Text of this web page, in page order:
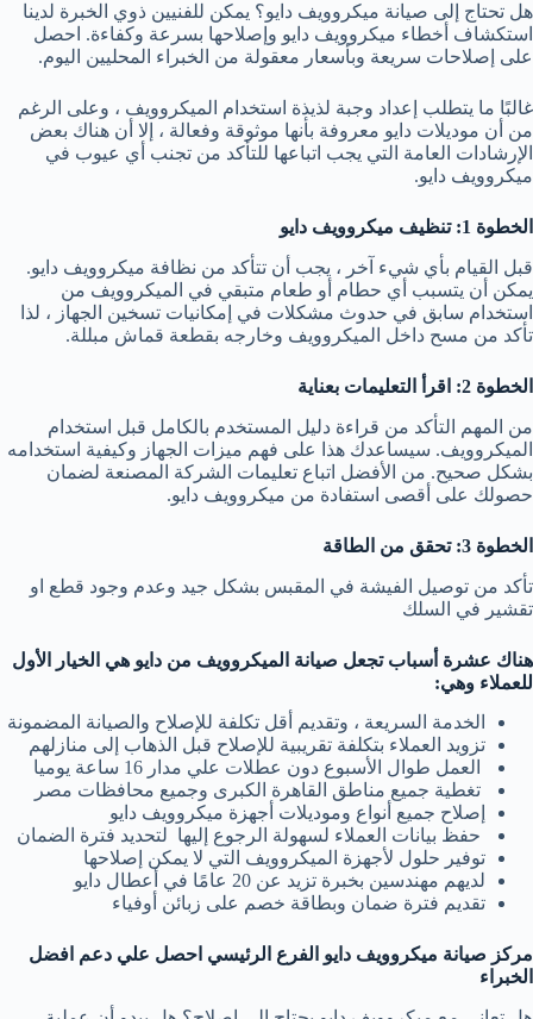
هل تحتاج إلى صيانة ميكروويف دايو؟ يمكن للفنيين ذوي الخبرة لدينا
استكشاف أخطاء ميكروويف دايو وإصلاحها بسرعة وكفاءة. احصل
على إصلاحات سريعة وبأسعار معقولة من الخبراء المحليين اليوم.
غالبًا ما يتطلب إعداد وجبة لذيذة استخدام الميكروويف ، وعلى الرغم
من أن موديلات دايو معروفة بأنها موثوقة وفعالة ، إلا أن هناك بعض
الإرشادات العامة التي يجب اتباعها للتأكد من تجنب أي عيوب في
ميكروويف دايو.
الخطوة 1: تنظيف ميكروويف دايو
قبل القيام بأي شيء آخر ، يجب أن تتأكد من نظافة ميكروويف دايو.
يمكن أن يتسبب أي حطام أو طعام متبقي في الميكروويف من
استخدام سابق في حدوث مشكلات في إمكانيات تسخين الجهاز ، لذا
تأكد من مسح داخل الميكروويف وخارجه بقطعة قماش مبللة.
الخطوة 2: اقرأ التعليمات بعناية
من المهم التأكد من قراءة دليل المستخدم بالكامل قبل استخدام
الميكروويف. سيساعدك هذا على فهم ميزات الجهاز وكيفية استخدامه
بشكل صحيح. من الأفضل اتباع تعليمات الشركة المصنعة لضمان
حصولك على أقصى استفادة من ميكروويف دايو.
الخطوة 3: تحقق من الطاقة
تأكد من توصيل الفيشة في المقبس بشكل جيد وعدم وجود قطع او
تقشير في السلك
هناك عشرة أسباب تجعل صيانة الميكروويف من دايو هي الخيار الأول
للعملاء وهي:
الخدمة السريعة ، وتقديم أقل تكلفة للإصلاح والصيانة المضمونة
تزويد العملاء بتكلفة تقريبية للإصلاح قبل الذهاب إلى منازلهم
العمل طوال الأسبوع دون عطلات علي مدار 16 ساعة يوميا
تغطية جميع مناطق القاهرة الكبرى وجميع محافظات مصر
إصلاح جميع أنواع وموديلات أجهزة ميكروويف دايو
حفظ بيانات العملاء لسهولة الرجوع إليها لتحديد فترة الضمان
توفير حلول لأجهزة الميكروويف التي لا يمكن إصلاحها
لديهم مهندسين بخبرة تزيد عن 20 عامًا في أعطال دايو
تقديم فترة ضمان وبطاقة خصم على زبائن أوفياء
مركز صيانة ميكروويف دايو الفرع الرئيسي احصل علي دعم افضل
الخبراء